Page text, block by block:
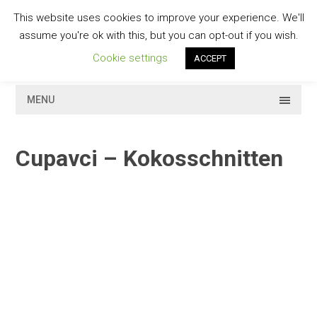
contentGESCHMACKVOLL
MENU
Cupavci – Kokosschnitten
This website uses cookies to improve your experience. We'll
assume you're ok with this, but you can opt-out if you wish.
Cookie settings
ACCEPT